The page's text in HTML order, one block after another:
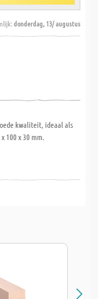
donderdag, 13/ augustus
kwaliteit, ideaal als
100 x 30 mm.